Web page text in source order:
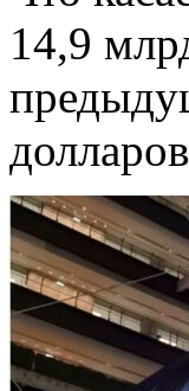
14,9